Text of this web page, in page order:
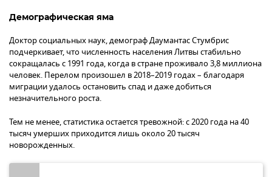
Демографическая яма
Доктор социальных наук, демограф Даумантас Стумбрис
подчеркивает, что численность населения Литвы стабильно
сокращалась с 1991 года, когда в стране проживало 3,8 миллиона
человек. Перелом произошел в 2018–2019 годах – благодаря
миграции удалось остановить спад и даже добиться
незначительного роста.
Тем не менее, статистика остается тревожной: с 2020 года на 40
тысяч умерших приходится лишь около 20 тысяч
новорожденных.